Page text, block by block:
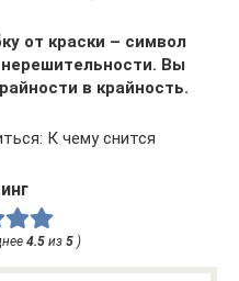
от краски – символ
Вы
в крайность.
К чему снится
4.5 из 5 )